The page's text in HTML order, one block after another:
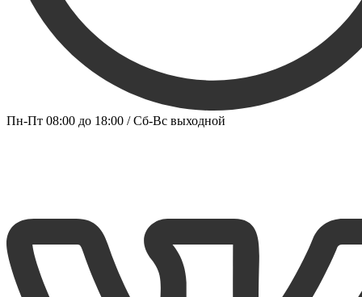
Пн-Пт 08:00 до 18:00 / Сб-Вс выходной